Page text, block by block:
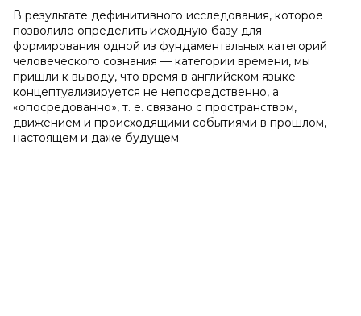
В результате дефинитивного исследования, которое
позволило определить исходную базу для
формирования одной из фундаментальных категорий
человеческого сознания — категории времени, мы
пришли к выводу, что время в английском языке
концептуализируется не непосредственно, а
«опосредованно», т. е. связано с пространством,
движением и происходящими событиями в прошлом,
настоящем и даже будущем.